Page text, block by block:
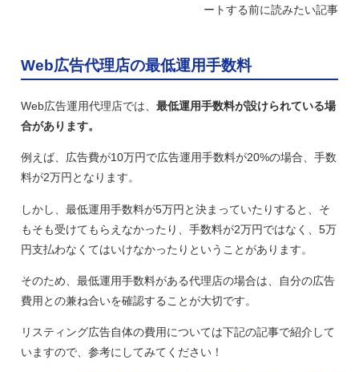
ートする前に読みたい記事
Web広告代理店の最低運用手数料
Web広告運用代理店では、最低運用手数料が設けられている場
合があります。
例えば、広告費が10万円で広告運用手数料が20%の場合、手数
料が2万円となります。
しかし、最低運用手数料が5万円と決まっていたりすると、そ
もそも受けてもらえなかったり、手数料が2万円ではなく、5万
円支払わなくてはいけなかったりということがあります。
そのため、最低運用手数料がある代理店の場合は、自分の広告
費用との兼ね合いを確認することが大切です。
リスティング広告自体の費用については下記の記事で紹介して
いますので、参考にしてみてください！